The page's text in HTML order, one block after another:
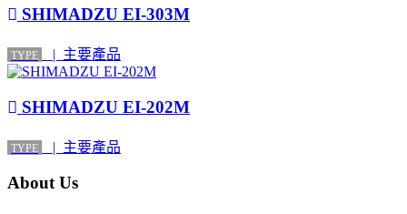
SHIMADZU EI-303M
TYPE | 主要產品
SHIMADZU EI-202M
TYPE | 主要產品
About Us